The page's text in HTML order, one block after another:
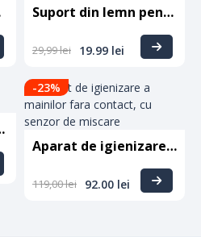
Suport din lemn pentru telefon
29,99lei 19.99 lei
școlare
-23%
Aparat de igienizare a mainilor fara contact, cu senzor de miscare
119,00lei 92.00 lei